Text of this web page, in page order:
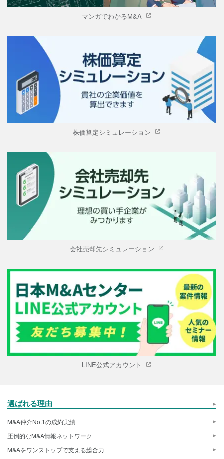
マンガでわかるM&A
株価算定シミュレーション
会社売却先シミュレーション
LINE公式アカウント
選ばれる理由
M&A仲介No.1の成約実績
圧倒的なM&A情報ネットワーク
M&Aをワンストップで支える総合力